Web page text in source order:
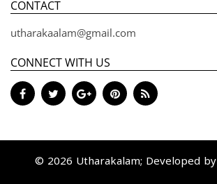
CONTACT
utharakaalam@gmail.com
CONNECT WITH US
© 2026 Utharakalam; Developed by